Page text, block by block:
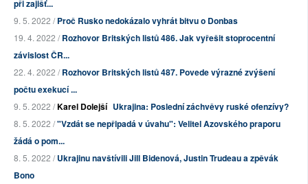
při zajišť...
9. 5. 2022 /Proč Rusko nedokázalo vyhrát bitvu o Donbas
19. 4. 2022 /Rozhovor Britských listů 486. Jak vyřešit stoprocentní
závislost ČR...
22. 4. 2022 /Rozhovor Britských listů 487. Povede výrazné zvýšení
počtu exekucí ...
9. 5. 2022 /Karel Dolejší Ukrajina: Poslední záchvěvy ruské ofenzívy?
8. 5. 2022 /"Vzdát se nepřipadá v úvahu": Velitel Azovského praporu
žádá o pom...
8. 5. 2022 /Ukrajinu navštívili Jill Bidenová, Justin Trudeau a zpěvák
Bono